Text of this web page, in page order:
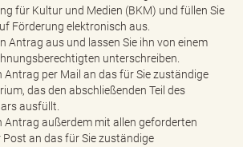
für Kultur und Medien (BKM) und füllen Sie
Förderung elektronisch aus.
Antrag aus und lassen Sie ihn von einem
unterschreiben.
Antrag per Mail an das für Sie zuständige
das den abschließenden Teil des
ausfüllt.
Antrag außerdem mit allen geforderten
Post an das für Sie zuständige